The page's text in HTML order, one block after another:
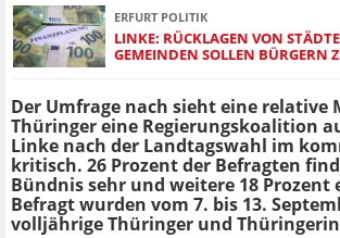
ERFURT POLITIK
LINKE: RÜCKLAGEN VON
GEMEINDEN SOLLEN BÜRGERN
Der Umfrage nach sieht eine relative
Thüringer eine Regierungskoalition
Linke nach der Landtagswahl im
kritisch. 26 Prozent der Befragten
Bündnis sehr und weitere 18 Prozent
Befragt wurden vom 7. bis 13.
volljährige Thüringer und